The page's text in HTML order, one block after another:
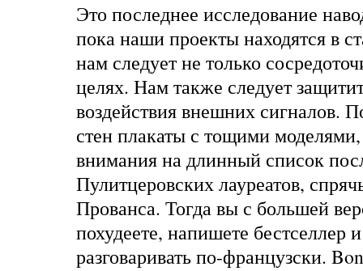
Это последнее исследование
пока наши проекты находятся в
нам следует не только
целях. Нам также следует
воздействия внешних сигналов.
стен плакаты с тощими
внимания на длинный список
Пулитцеровских лауреатов,
Прованса. Тогда вы с большей
похудеете, напишете бестселлер
разговаривать по-французски.